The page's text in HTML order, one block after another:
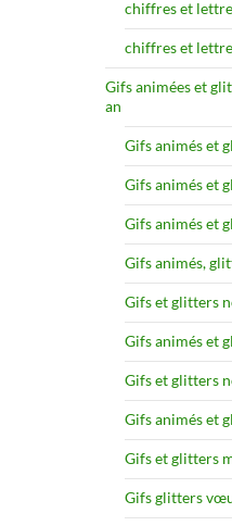
chiffres et
chiffres et
Gifs animées et
an
Gifs animés et
Gifs animés et
Gifs animés et
Gifs animés,
Gifs et glitters
Gifs animés et
Gifs et glitters
Gifs animés et
Gifs et glitters
Gifs glitters